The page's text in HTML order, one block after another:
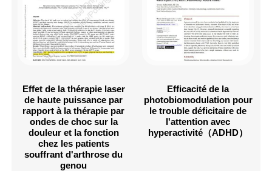
Effet de la thérapie laser
de haute puissance par
rapport à la thérapie par
ondes de choc sur la
douleur et la fonction
chez les patients
souffrant d'arthrose du
genou
Efficacité de la
photobiomodulation pour
le trouble déficitaire de
l'attention avec
hyperactivité（ADHD）